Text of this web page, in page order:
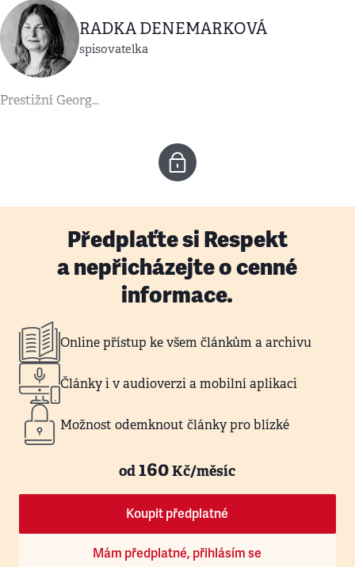
RADKA DENEMARKOVÁ
spisovatelka
Prestižní Georg…
Předplaťte si Respekt
a nepřicházejte o cenné
informace.
Online přístup ke všem článkům a archivu
Články i v audioverzi a mobilní aplikaci
Možnost odemknout články pro blízké
od160Kč/měsíc
Koupit předplatné
Mám předplatné, přihlásím se